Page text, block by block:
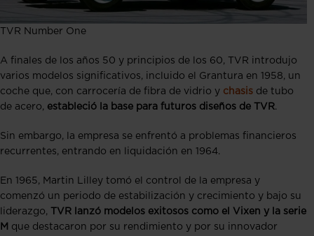
TVR Number One
A finales de los años 50 y principios de los 60, TVR introdujo
varios modelos significativos, incluido el Grantura en 1958, un
coche que, con carrocería de fibra de vidrio y chasis de tubo
de acero, estableció la base para futuros diseños de TVR.
Sin embargo, la empresa se enfrentó a problemas financieros
recurrentes, entrando en liquidación en 1964​.
En 1965, Martin Lilley tomó el control de la empresa y
comenzó un periodo de estabilización y crecimiento y bajo su
liderazgo,
TVR lanzó modelos exitosos como el Vixen y la serie
M que destacaron por su rendimiento y por su innovador